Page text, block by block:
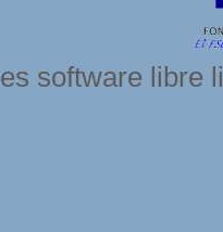
es software libre